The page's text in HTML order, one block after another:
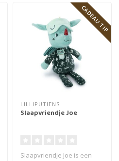
CADEAU TIP
LILLIPUTIENS
Slaapvriendje Joe
Slaapvriendje Joe is een